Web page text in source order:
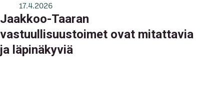
17.4.2026
Jaakkoo-Taaran
vastuullisuustoimet ovat mitattavia
ja läpinäkyviä